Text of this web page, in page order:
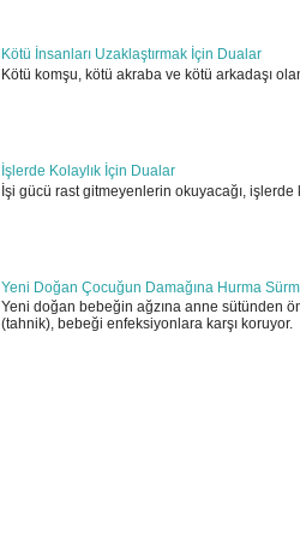
Kötü İnsanları Uzaklaştırmak İçin Dualar
Kötü komşu, kötü akraba ve kötü arkadaşı
İşlerde Kolaylık İçin Dualar
İşi gücü rast gitmeyenlerin okuyacağı, işlerde
Yeni Doğan Çocuğun Damağına Hurma
Yeni doğan bebeğin ağzına anne sütünden
(tahnik), bebeği enfeksiyonlara karşı koruyor.